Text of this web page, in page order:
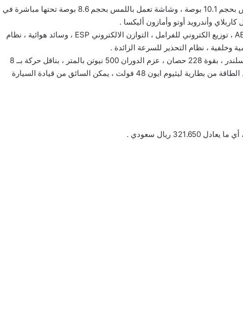
– المقصورة الداخلية تحتوي على شاشة تعمل باللمس بحجم 10.1 بوصة ، وشاشة تعمل باللمس بحجم 8.6 بوصة تحتها مباشرة في
وأندرويد أوتو وأمازون أليكسا .
– تحتوي السيارة على المزايا التالية ، نظام فرامل ABS ، توزيع الكتروني للفرامل ، التوازن الالكتروني ESP ، وسائد هوائية ، نظام
، نظام التحذير للسرعة الزائدة .
– أما محرك هذه السیارة ، فهو ديزل بسعة 3 لتر ، 6 سلندر ، بقوة 228 حصان ، عزم الدوران 500 نيوتن بالمتر ، بناقل حركة بــ 8
سرعات أوتوماتيكي ، ويوجد نسخة نظام هجين يستمد الطاقة من بطارية ليثيوم ايون 48 فولت ، يمكن السائق من قيادة السيارة